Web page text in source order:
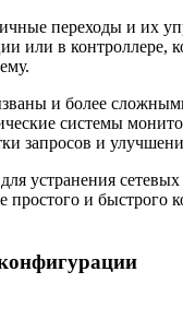
переходы и их
или в контроллере,
и более
системы
запросов и
устранения сетевых
и быстрого